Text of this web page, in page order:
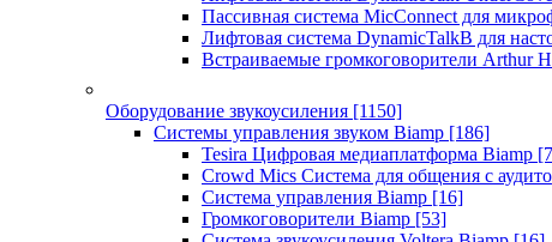
Пассивная система MicConnect для
Лифтовая система DynamicTalkB для
Встраиваемые громкоговорители Arthur
Оборудование звукоусиления [1150]
Системы управления звуком Biamp [186]
Tesira Цифровая медиаплатформа Biamp
Crowd Mics Система для общения с
Система управления Biamp [16]
Громкоговорители Biamp [53]